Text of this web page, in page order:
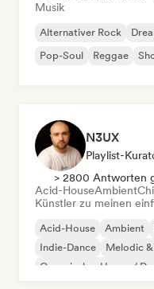
Musik
Alternativer Rock
Pop-Soul
Reggae
N3UX
Playlist-
> 2800 Antworten
Acid-HouseAmbient
Künstler zu meinen
Acid-House Ambient
Indie-Dance
Melodic
Organischer House /